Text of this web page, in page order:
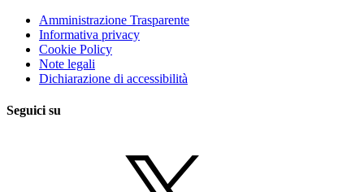
Amministrazione Trasparente
Informativa privacy
Cookie Policy
Note legali
Dichiarazione di accessibilità
Seguici su